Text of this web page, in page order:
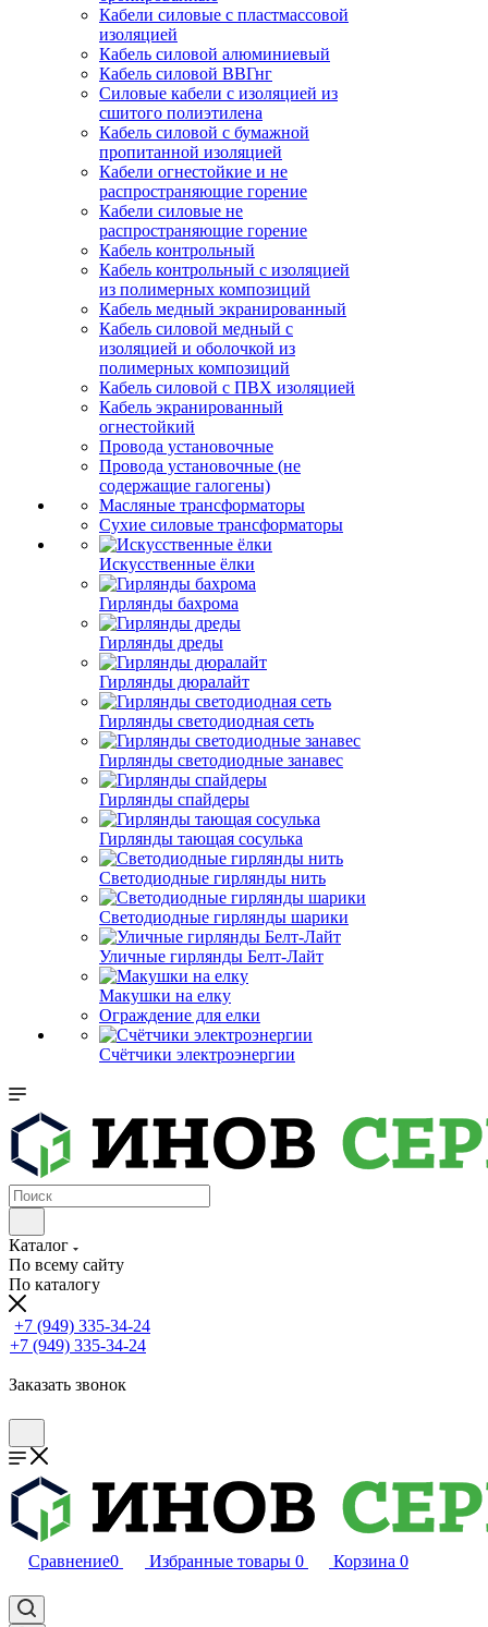
Кабели силовые с пластмассовой
изоляцией
Кабель силовой алюминиевый
Кабель силовой ВВГнг
Силовые кабели с изоляцией из
сшитого полиэтилена
Кабель силовой с бумажной
пропитанной изоляцией
Кабели огнестойкие и не
распространяющие горение
Кабели силовые не
распространяющие горение
Кабель контрольный
Кабель контрольный с изоляцией
из полимерных композиций
Кабель медный экранированный
Кабель силовой медный с
изоляцией и оболочкой из
полимерных композиций
Кабель силовой с ПВХ изоляцией
Кабель экранированный
огнестойкий
Провода установочные
Провода установочные (не
содержащие галогены)
Масляные трансформаторы
Сухие силовые трансформаторы
Искусственные ёлки
Гирлянды бахрома
Гирлянды дреды
Гирлянды дюралайт
Гирлянды светодиодная сеть
Гирлянды светодиодные занавес
Гирлянды спайдеры
Гирлянды тающая сосулька
Светодиодные гирлянды нить
Светодиодные гирлянды шарики
Уличные гирлянды Белт-Лайт
Макушки на елку
Ограждение для елки
Счётчики электроэнергии
Каталог
По всему сайту
По каталогу
+7 (949) 335-34-24
+7 (949) 335-34-24
Заказать звонок
Сравнение0 Избранные товары 0 Корзина 0